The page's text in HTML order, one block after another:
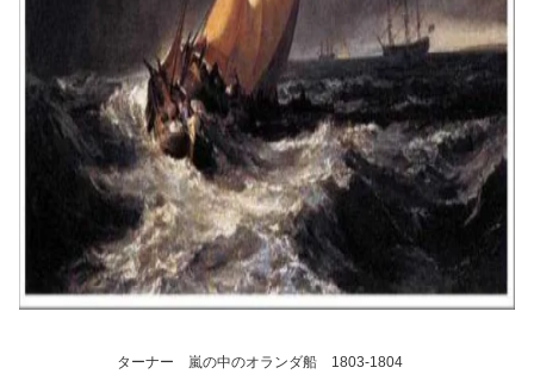
ターナー 嵐の中のオランダ船 1803-1804